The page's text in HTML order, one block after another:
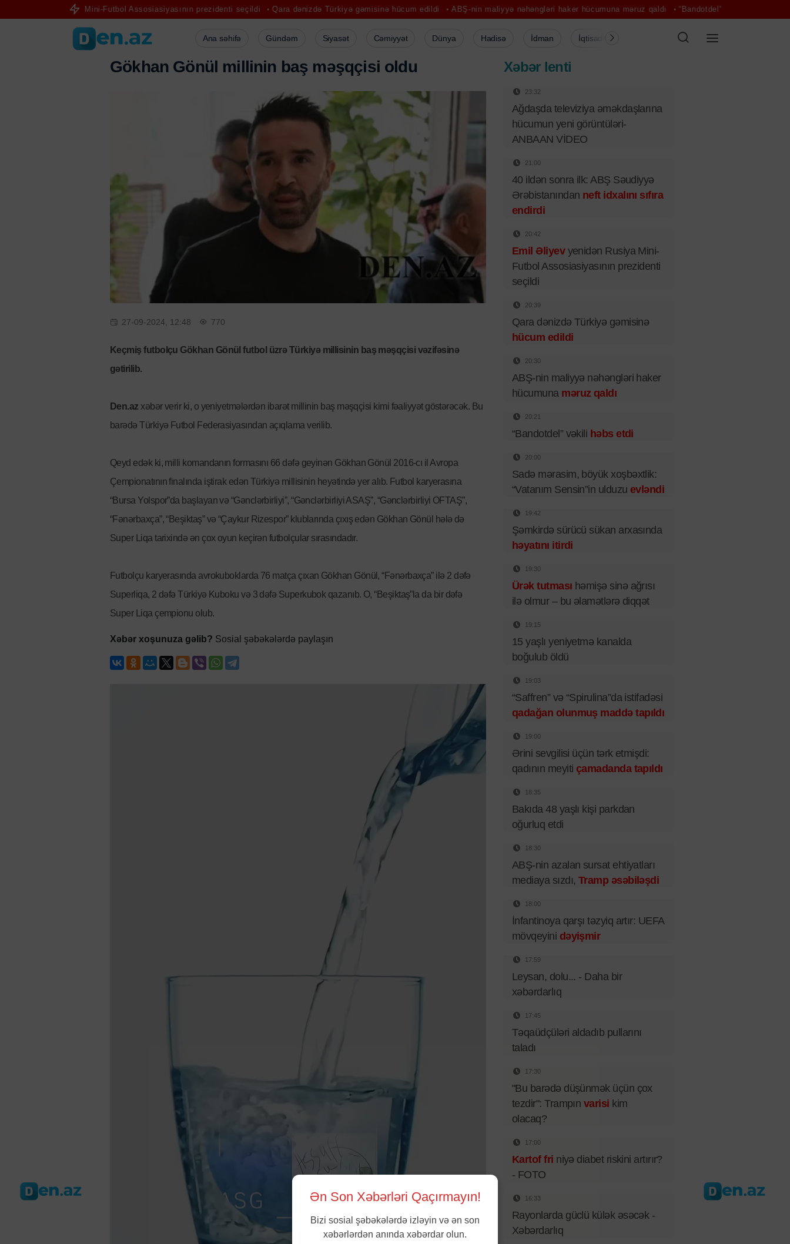
Mini-Futbol Assosiasiyasının prezidenti seçildi Qara dənizdə Türkiyə gəmisinə hücum edildi ABŞ-nin maliyyə nəhəngləri haker hücumuna məruz qaldı “Bandotdel” vəkili həbs etdi
Ana səhifə Gündəm Siyasət Cəmiyyət Dünya Hadisə İdman İqtisadiyyat Şou-biznes Müsahibə
Gökhan Gönül millinin baş məşqçisi oldu
27-09-2024, 12:48 770
Keçmiş futbolçu Gökhan Gönül futbol üzrə Türkiyə millisinin baş məşqçisi vəzifəsinə
gətirilib.
Den.az xəbər verir ki, o yeniyetmələrdən ibarət millinin baş məşqçisi kimi fəaliyyət göstərəcək. Bu
barədə Türkiyə Futbol Federasiyasından açıqlama verilib.
Qeyd edək ki, milli komandanın formasını 66 dəfə geyinən Gökhan Gönül 2016-cı il Avropa
Çempionatının finalında iştirak edən Türkiyə millisinin heyətində yer alıb. Futbol karyerasına
“Bursa Yolspor”da başlayan və “Gənclərbirliyi”, “Gənclərbirliyi ASAŞ”, “Gənclərbirliyi OFTAŞ”,
“Fənərbaxça”, “Beşiktaş” və “Çaykur Rizespor” klublarında çıxış edən Gökhan Gönül hələ də
Super Liqa tarixində ən çox oyun keçirən futbolçular sırasındadır.
Futbolçu karyerasında avrokuboklarda 76 matça çıxan Gökhan Gönül, “Fənərbaxça” ilə 2 dəfə
Superliqa, 2 dəfə Türkiyə Kuboku və 3 dəfə Superkubok qazanıb. O, “Beşiktaş”la da bir dəfə
Super Liqa çempionu olub.
Xəbər xoşunuza gəlib? Sosial şəbəkələrdə paylaşın
Xəbər lenti
23:32
Ağdaşda televiziya əməkdaşlarına
hücumun yeni görüntüləri-
ANBAAN VİDEO
21:00
40 ildən sonra ilk: ABŞ Səudiyyə
Ərəbistanından neft idxalını sıfıra
endirdi
20:42
Emil Əliyevyenidən Rusiya Mini-
Futbol Assosiasiyasının prezidenti
seçildi
20:39
Qara dənizdə Türkiyə gəmisinə
hücum edildi
20:30
ABŞ-nin maliyyə nəhəngləri haker
hücumuna məruz qaldı
20:21
“Bandotdel” vəkili həbs etdi
20:00
Sadə mərasim, böyük xoşbəxtlik:
“Vatanım Sensin”in ulduzu evləndi
19:42
Şəmkirdə sürücü sükan arxasında
həyatını itirdi
19:30
Ürək tutması həmişə sinə ağrısı
ilə olmur – bu əlamətlərə diqqət
19:15
15 yaşlı yeniyetmə kanalda
boğulub öldü
19:03
“Saffren” və “Spirulina”da istifadəsi
qadağan olunmuş maddə tapıldı
19:00
Ərini sevgilisi üçün tərk etmişdi:
qadının meyiti çamadanda tapıldı
18:35
Bakıda 48 yaşlı kişi parkdan
oğurluq etdi
18:30
ABŞ-nin azalan sursat ehtiyatları
mediaya sızdı, Tramp əsəbiləşdi
18:00
İnfantinoya qarşı təzyiq artır: UEFA
mövqeyini dəyişmir
17:59
Leysan, dolu... - Daha bir
xəbərdarlıq
17:45
Təqaüdçüləri aldadıb pullarını
taladı
17:30
"Bu barədə düşünmək üçün çox
tezdir": Trampın varisi kim
olacaq?
17:00
Kartof fri niyə diabet riskini artırır?
- FOTO
16:33
Rayonlarda güclü külək əsəcək -
Xəbərdarlıq
Ən Son Xəbərləri Qaçırmayın!
Bizi sosial şəbəkələrdə izləyin və ən son
xəbərlərdən anında xəbərdar olun.